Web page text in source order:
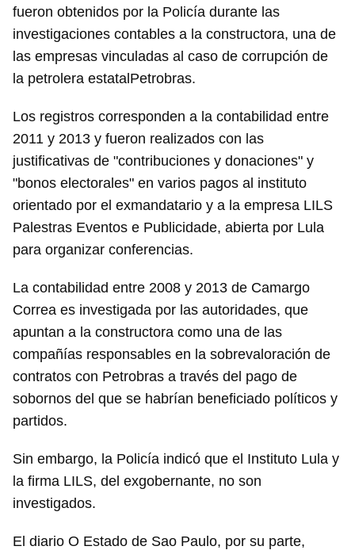
fueron obtenidos por la Policía durante las
investigaciones contables a la constructora, una de
las empresas vinculadas al caso de corrupción de
la petrolera estatalPetrobras.
Los registros corresponden a la contabilidad entre
2011 y 2013 y fueron realizados con las
justificativas de "contribuciones y donaciones" y
"bonos electorales" en varios pagos al instituto
orientado por el exmandatario y a la empresa LILS
Palestras Eventos e Publicidade, abierta por Lula
para organizar conferencias.
La contabilidad entre 2008 y 2013 de Camargo
Correa es investigada por las autoridades, que
apuntan a la constructora como una de las
compañías responsables en la sobrevaloración de
contratos con Petrobras a través del pago de
sobornos del que se habrían beneficiado políticos y
partidos.
Sin embargo, la Policía indicó que el Instituto Lula y
la firma LILS, del exgobernante, no son
investigados.
El diario O Estado de Sao Paulo, por su parte,